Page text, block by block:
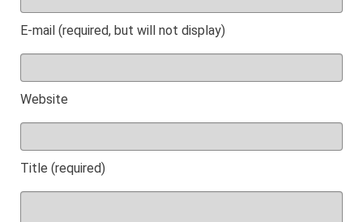
E-mail (required, but will not display)
Website
Title (required)